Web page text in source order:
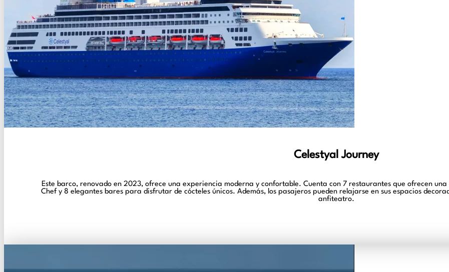
Celestyal Journey
Este barco, renovado en 2023, ofrece una experiencia moderna y confortable. Cuenta con 7 restaurantes que ofrecen
Chef y 8 elegantes bares para disfrutar de cócteles únicos. Además, los pasajeros pueden relajarse en sus espacios
anfiteatro.